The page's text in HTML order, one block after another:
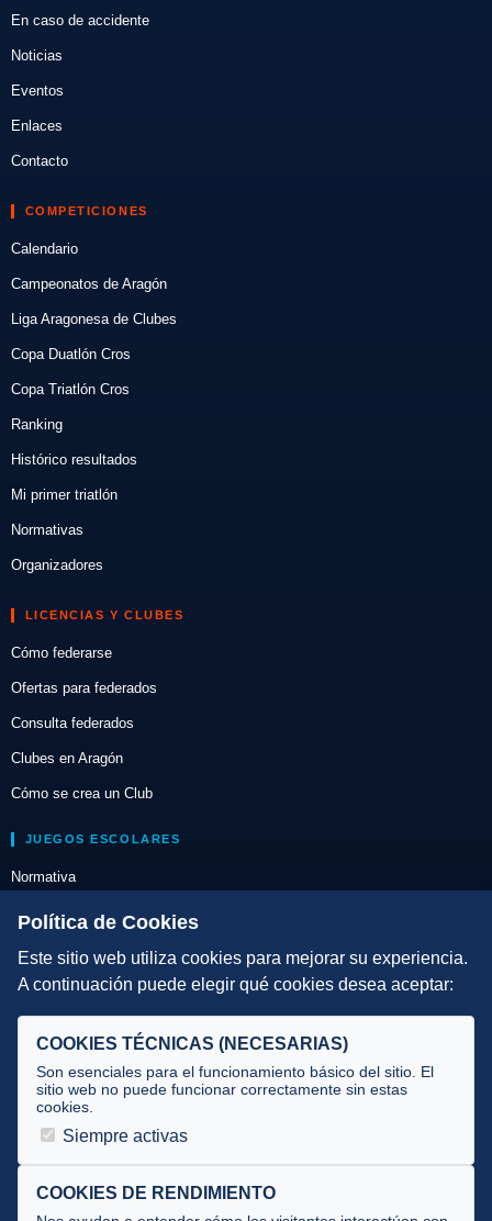
En caso de accidente
Noticias
Eventos
Enlaces
Contacto
COMPETICIONES
Calendario
Campeonatos de Aragón
Liga Aragonesa de Clubes
Copa Duatlón Cros
Copa Triatlón Cros
Ranking
Histórico resultados
Mi primer triatlón
Normativas
Organizadores
LICENCIAS Y CLUBES
Cómo federarse
Ofertas para federados
Consulta federados
Clubes en Aragón
Cómo se crea un Club
JUEGOS ESCOLARES
Normativa
Escuelas de Triatlón
DIRECCIÓN TÉCNICA
Selecciones
Tecnificación
JUECES Y OFICIALES
Documentos
Política de Cookies
Este sitio web utiliza cookies para mejorar su experiencia.
A continuación puede elegir qué cookies desea aceptar:
COOKIES TÉCNICAS (NECESARIAS)
Son esenciales para el funcionamiento básico del sitio. El
sitio web no puede funcionar correctamente sin estas
cookies.
Siempre activas
COOKIES DE RENDIMIENTO